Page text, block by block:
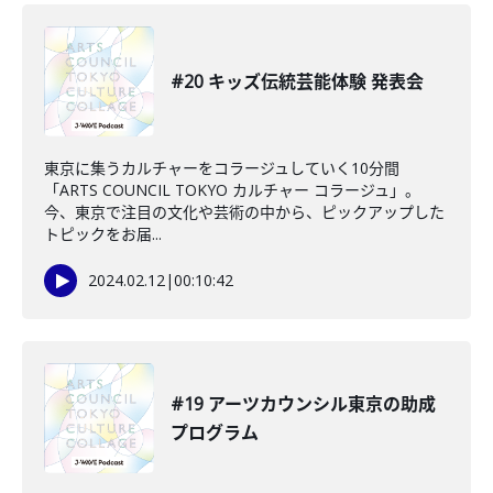
#20 キッズ伝統芸能体験 発表会
東京に集うカルチャーをコラージュしていく10分間
「ARTS COUNCIL TOKYO カルチャー コラージュ」。
今、東京で注目の文化や芸術の中から、ピックアップした
トピックをお届...
2024.02.12|00:10:42
#19 アーツカウンシル東京の助成
プログラム